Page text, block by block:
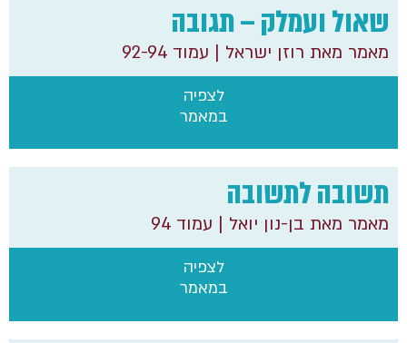
לצפיה
במאמר
שאול ועמלק – תגובה
מאמר מאת רוזן ישראל | עמוד 92-94
לצפיה
במאמר
תשובה לתשובה
מאמר מאת בן-נון יואל | עמוד 94